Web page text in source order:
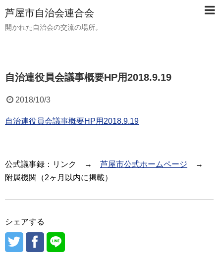
芦屋市自治会連合会
開かれた自治会の交流の場所。
自治連役員会議事概要HP用2018.9.19
2018/10/3
自治連役員会議事概要HP用2018.9.19
公式議事録：リンク → 芦屋市公式ホームページ →
附属機関（2ヶ月以内に掲載）
シェアする